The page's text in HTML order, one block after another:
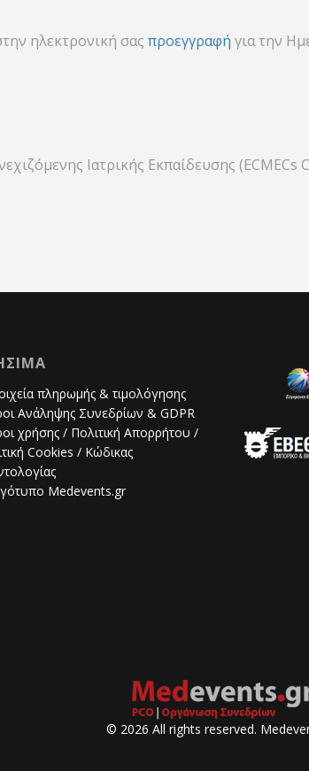
ηλεκτρονική σας προεγγραφή για την
Ιατρικής Εκπαίδευσης
πληρωμής & τιμολόγησης
Ανάληψης Συνεδρίων & GDPR
χρήσης / Πολιτική Απορρήτου /
Cookies / Κώδικας
Medevents.gr
© 2026 All rights reserved.